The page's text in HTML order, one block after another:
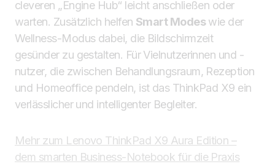
cleveren „Engine Hub“ leicht anschließen oder
warten. Zusätzlich helfen Smart Modeswie der
Wellness-Modus dabei, die Bildschirmzeit
gesünder zu gestalten. Für Vielnutzerinnen und -
nutzer, die zwischen Behandlungsraum, Rezeption
und Homeoffice pendeln, ist das ThinkPad X9 ein
verlässlicher und intelligenter Begleiter.
Mehr zum Lenovo ThinkPad X9 Aura Edition –
dem smarten Business-Notebook für die Praxis